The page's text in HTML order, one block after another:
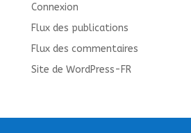
Connexion
Flux des publications
Flux des commentaires
Site de WordPress-FR